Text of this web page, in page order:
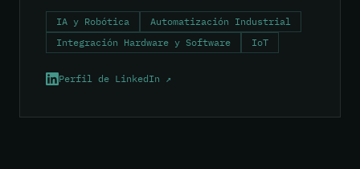
IA y Robótica
Automatización Industrial
Integración Hardware y Software
IoT
Perfil de LinkedIn ↗